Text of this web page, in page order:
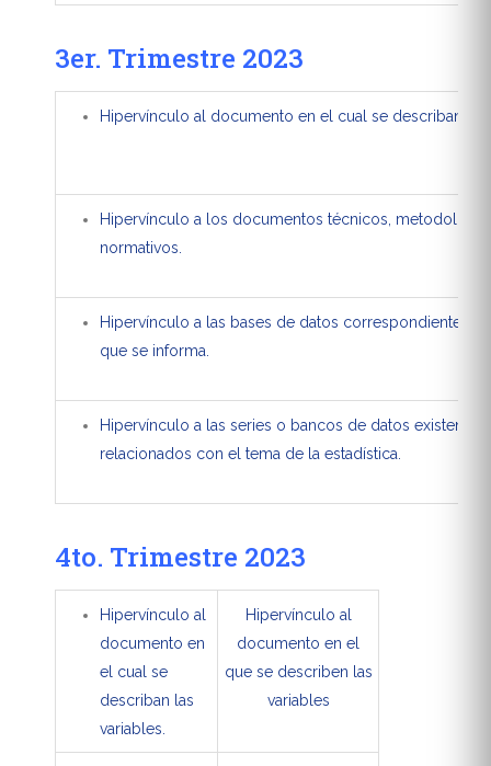
3er. Trimestre 2023
Hipervínculo al documento en el cual se describan las
Hipervínculo a los documentos técnicos,
normativos.
Hipervínculo a las bases de datos correspondientes
que se informa.
Hipervínculo a las series o bancos de datos existentes,
relacionados con el tema de la estadística.
4to. Trimestre 2023
Hipervínculo al
documento en
el cual se
describan las
variables.
Hipervínculo al
documento en el
que se describen las
variables